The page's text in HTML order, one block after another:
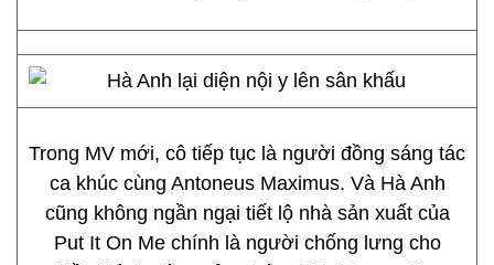
Trong MV mới, cô tiếp tục là người đồng sáng tác
ca khúc cùng Antoneus Maximus. Và Hà Anh
cũng không ngần ngại tiết lộ nhà sản xuất của
Put It On Me chính là người chống lưng cho